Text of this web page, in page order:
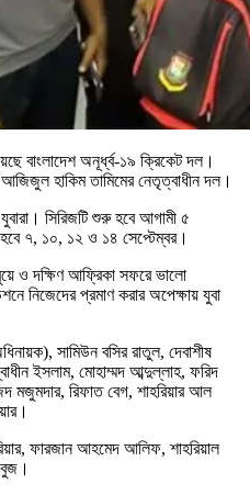
বাংলাদেশ অনূর্ধ্ব-১৯ ক্রিকেট দল।
হাকিম তামিমের নেতৃত্বাধীন দল।
সিরিজটি শুরু হবে আগামী ৫
হবে ৭, ১০, ১২ ও ১৪ সেপ্টেম্বর।
ও দক্ষিণ আফ্রিকা সফরে ভালো
নিজেদের প্রমাণ করার অপেক্ষায় যুবা
সামিউন বসির রাতুল, দেবাশীষ
ইসলাম, মোহাম্মদ আব্দুল্লাহ, ফরিদ
মজুমদার, রিফাত বেগ, শাহরিয়ার আল
ফারজান আহমেদ আলিফ, শাহরিয়াল